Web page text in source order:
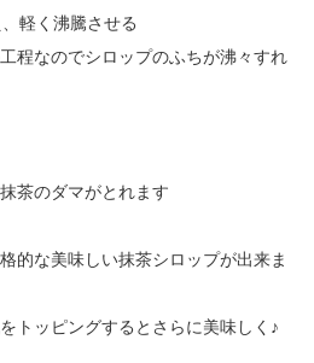
軽く沸騰させる
なのでシロップのふちが沸々すれ
のダマがとれます
的な美味しい抹茶シロップが出来ま
トッピングするとさらに美味しく♪